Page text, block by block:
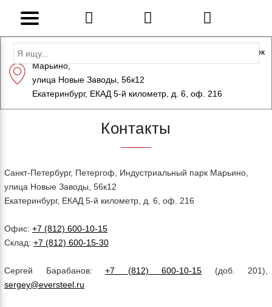
+7 (812) 600-10-15
info@eversteel.ru
Адрес: Санкт-Петербург, Петергоф, Индустриальный парк
Марьино,
улица Новые Заводы, 56к12
Екатеринбург, ЕКАД 5-й километр, д. 6, оф. 216
ЗАКАЗАТЬ ЗВОНОК
Контакты
Санкт-Петербург, Петергоф, Индустриальный парк Марьино,
улица Новые Заводы, 56к12
Екатеринбург, ЕКАД 5-й километр, д. 6, оф. 216
Офис: +7 (812) 600-10-15
Склад: +7 (812) 600-15-30
Сергей Барабанов: +7 (812) 600-10-15 (доб. 201),
sergey@eversteel.ru